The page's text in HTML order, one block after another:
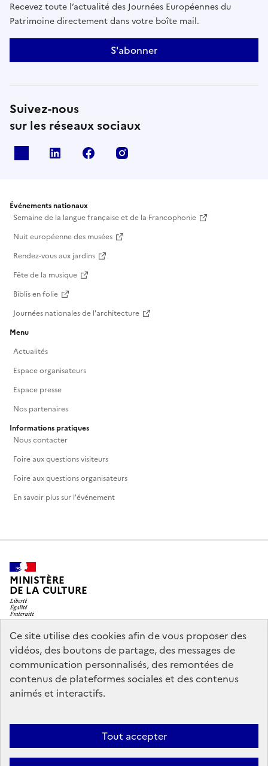
Ce site utilise des cookies afin de vous proposer des
vidéos, des boutons de partage, des messages de
communication personnalisés, des remontées de
contenus de plateformes sociales et des contenus
animés et interactifs.
Tout accepter
Recevez toute l’actualité des Journées Européennes du
Patrimoine directement dans votre boîte mail.
S'abonner
Suivez-nous
sur les réseaux sociaux
Linkedin Facebook
Événements nationaux
Semaine de la langue française et de la Francophonie
Nuit européenne des musées
Rendez-vous aux jardins
Fête de la musique
Biblis en folie
Journées nationales de l'architecture
Menu
Actualités
Espace organisateurs
Espace presse
Nos partenaires
Informations pratiques
Nous contacter
Foire aux questions visiteurs
Foire aux questions organisateurs
En savoir plus sur l'événement
MINISTÈRE
DE LA CULTURE
legifrance.gouv.fr
info.gouv.fr
service-public.gouv.fr
data.gouv.fr
Mentions légales
conforme
Politique d’utilisation des témoins de connexion